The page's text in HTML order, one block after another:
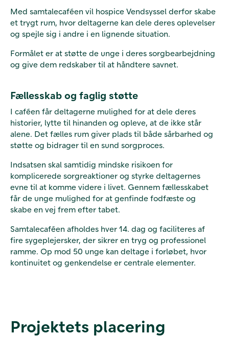
Med samtalecaféen vil hospice Vendsyssel derfor skabe
et trygt rum, hvor deltagerne kan dele deres oplevelser
og spejle sig i andre i en lignende situation.
Formålet er at støtte de unge i deres sorgbearbejdning
og give dem redskaber til at håndtere savnet.
Fællesskab og faglig støtte
I caféen får deltagerne mulighed for at dele deres
historier, lytte til hinanden og opleve, at de ikke står
alene. Det fælles rum giver plads til både sårbarhed og
støtte og bidrager til en sund sorgproces.
Indsatsen skal samtidig mindske risikoen for
komplicerede sorgreaktioner og styrke deltagernes
evne til at komme videre i livet. Gennem fællesskabet
får de unge mulighed for at genfinde fodfæste og
skabe en vej frem efter tabet.
Samtalecaféen afholdes hver 14. dag og faciliteres af
fire sygeplejersker, der sikrer en tryg og professionel
ramme. Op mod 50 unge kan deltage i forløbet, hvor
kontinuitet og genkendelse er centrale elementer.
Projektets placering